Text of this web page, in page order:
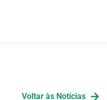
Voltar às Notícias